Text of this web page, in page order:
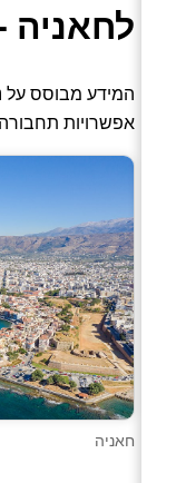
לחאניה
אפשרויות
חאניה